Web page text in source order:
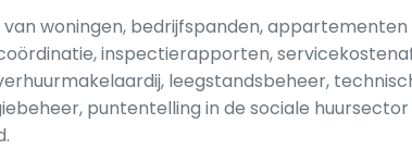
woningen, bedrijfspanden,
inspectierapporten,
leegstandsbeheer,
puntentelling in de sociale huursector